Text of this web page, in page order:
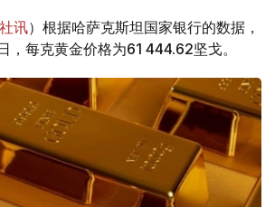
讯）根据哈萨克斯坦国家银行的数据，
每克黄金价格为61 444.62坚戈。